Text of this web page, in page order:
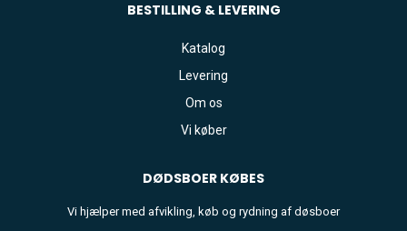
BESTILLING & LEVERING
Katalog
Levering
Om os
Vi køber
DØDSBOER KØBES
Vi hjælper med afvikling, køb og rydning af døsboer